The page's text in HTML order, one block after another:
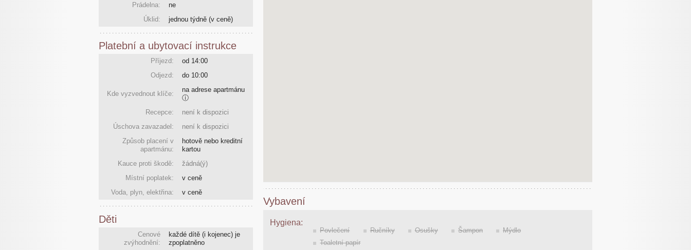
Vybavení
Hygiena:
Povlečení Ručníky Osušky Šampon
Mýdlo
Toaletní papír
Prádelna:
ne
Úklid:
jednou týdně (v ceně)
Platební a ubytovací instrukce
Příjezd:
od 14:00
Odjezd:
do 10:00
Kde vyzvednout klíče:
na adrese apartmánu
ⓘ
Recepce:
není k dispozici
Úschova zavazadel:
není k dispozici
Způsob placení v
apartmánu:
hotově nebo kreditní
kartou
Kauce proti škodě:
žádná(ý)
Místní poplatek:
v ceně
Voda, plyn, elektřina:
v ceně
Děti
Cenové
zvýhodnění:
každé dítě (i kojenec) je
zpoplatněno